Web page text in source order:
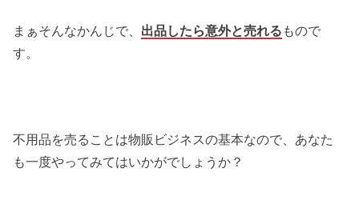
まぁそんなかんじで、 出品したら意外と売れる もので
す。
不用品を売ることは物販ビジネスの基本なので、あなた
も一度やってみてはいかがでしょうか？